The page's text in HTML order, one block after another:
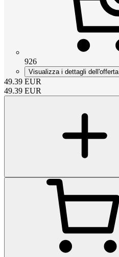
926
Visualizza i dettagli dell'offerta
49.39 EUR
49.39 EUR